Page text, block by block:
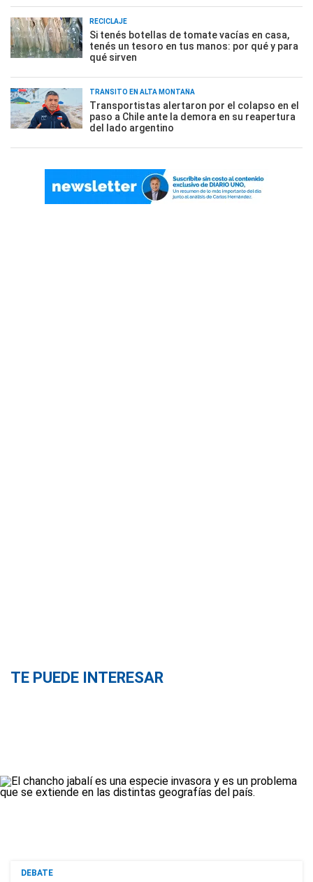
RECICLAJE
Si tenés botellas de tomate vacías en casa,
tenés un tesoro en tus manos: por qué y para
qué sirven
TRÁNSITO EN ALTA MONTAÑA
Transportistas alertaron por el colapso en el
paso a Chile ante la demora en su reapertura
del lado argentino
TE PUEDE INTERESAR
DEBATE